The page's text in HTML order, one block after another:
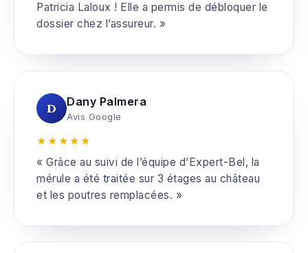
Patricia Laloux ! Elle a permis de débloquer le
dossier chez l’assureur. »
D Dany Palmera
Avis Google
★★★★★
« Grâce au suivi de l’équipe d’Expert-Bel, la
mérule a été traitée sur 3 étages au château
et les poutres remplacées. »